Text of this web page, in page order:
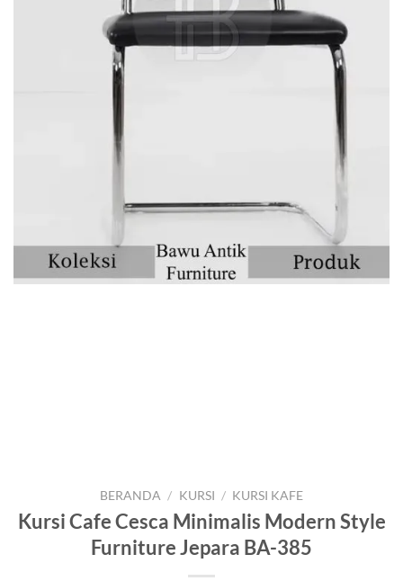
BERANDA / KURSI / KURSI KAFE
Kursi Cafe Cesca Minimalis Modern Style
Furniture Jepara BA-385